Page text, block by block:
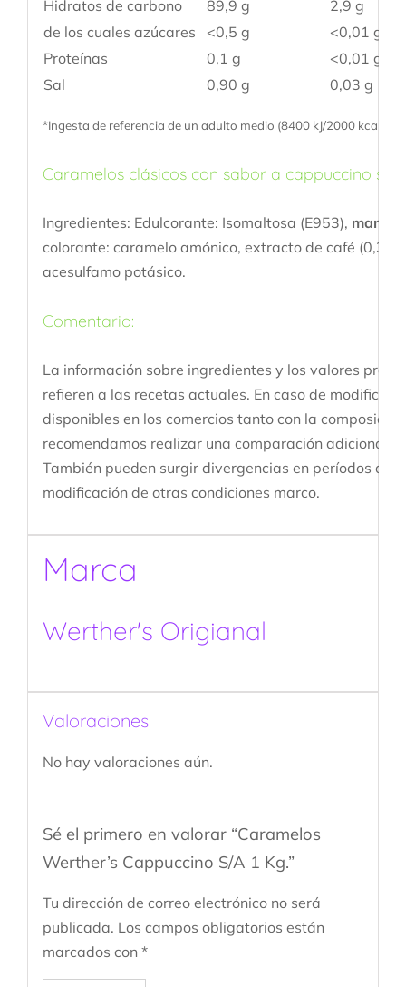
Hidratos de carbono
89,9 g
2,9 g
de los cuales azúcares
<0,5 g
<0,01 g
Proteínas
0,1 g
<0,01 g
Sal
0,90 g 0,03 g
*Ingesta de referencia de un adulto medio (8400 kJ/2000 kcal)
Caramelos clásicos con sabor a cappuccino sin
Ingredientes: Edulcorante: Isomaltosa (E953),
colorante: caramelo amónico, extracto de café
acesulfamo potásico.
Comentario:
La información sobre ingredientes y los valores
refieren a las recetas actuales. En caso de
disponibles en los comercios tanto con la
recomendamos realizar una comparación adicional
También pueden surgir divergencias en períodos de
modificación de otras condiciones marco.
Marca
Werther's Origianal
Valoraciones
No hay valoraciones aún.
Sé el primero en valorar “Caramelos
Werther’s Cappuccino S/A 1 Kg.”
Tu dirección de correo electrónico no será
publicada. Los campos obligatorios están
marcados con *